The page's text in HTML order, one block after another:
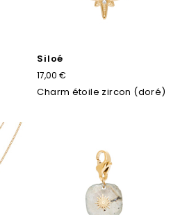
Siloé
17,00 €
Charm étoile zircon (doré)